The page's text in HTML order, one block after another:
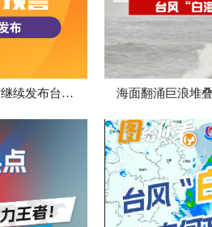
中央气象台8月8日18时继续发布台风橙色预警 海面翻涌巨浪堆